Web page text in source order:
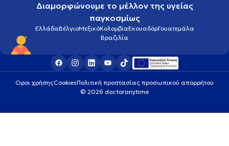
Διαμορφώνουμε το μέλλον της υγείας
παγκοσμίως
ΕλλάδαΒέλγιοΜεξικόΚολομβίαΕκουαδόρΓουατεμάλα
Βραζιλία
Οροι χρήσηςCookiesΠολιτική προστασίας προσωπικού απορρήτου
© 2026 doctoranytime